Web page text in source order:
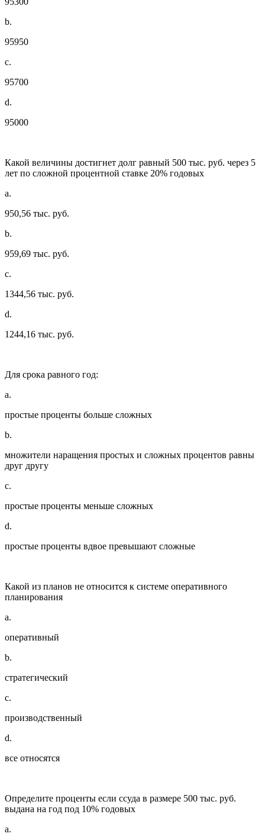
b.
95950
c.
95700
d.
95000
Какой величины достигнет долг равный 500 тыс. руб. через 5
лет по сложной процентной ставке 20% годовых
a.
950,56 тыс. руб.
b.
959,69 тыс. руб.
c.
1344,56 тыс. руб.
d.
1244,16 тыс. руб.
Для срока равного год:
a.
простые проценты больше сложных
b.
множители наращения простых и сложных процентов равны
друг другу
c.
простые проценты меньше сложных
d.
простые проценты вдвое превышают сложные
Какой из планов не относится к системе оперативного
планирования
a.
оперативный
b.
стратегический
c.
производственный
d.
все относятся
Определите проценты если ссуда в размере 500 тыс. руб.
выдана на год под 10% годовых
a.